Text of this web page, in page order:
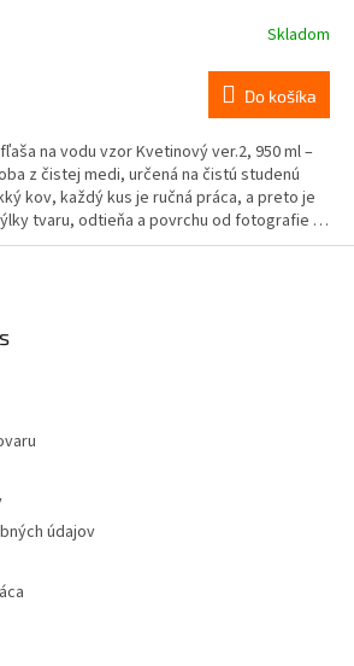
Skladom
Do košíka
na vodu vzor Kvetinový ver.2, 950 ml –
z čistej medi, určená na čistú studenú
kov, každý kus je ručná práca, a preto je
tvaru, odtieňa a povrchu od fotografie sú
materiálu. Určené výhradne na čistú
údajov